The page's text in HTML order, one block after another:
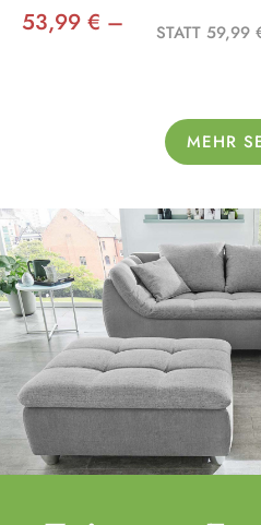
53,99 € – STATT 59,99
MEHR